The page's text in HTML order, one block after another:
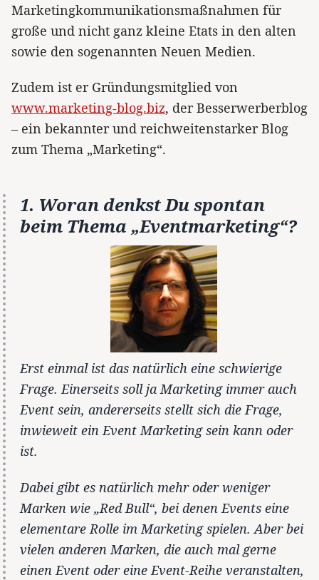
Marketingkommunikationsmaßnahmen für
große und nicht ganz kleine Etats in den alten
sowie den sogenannten Neuen Medien.
Zudem ist er Gründungsmitglied von
www.marketing-blog.biz, der Besserwerberblog
– ein bekannter und reichweitenstarker Blog
zum Thema „Marketing“.
1. Woran denkst Du spontan
beim Thema „Eventmarketing“?
Erst einmal ist das natürlich eine schwierige
Frage. Einerseits soll ja Marketing immer auch
Event sein, andererseits stellt sich die Frage,
inwieweit ein Event Marketing sein kann oder
ist.
Dabei gibt es natürlich mehr oder weniger
Marken wie „Red Bull“, bei denen Events eine
elementare Rolle im Marketing spielen. Aber bei
vielen anderen Marken, die auch mal gerne
einen Event oder eine Event-Reihe veranstalten,